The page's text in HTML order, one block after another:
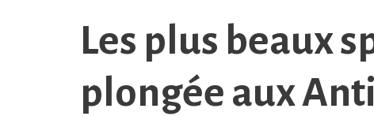
Les plus beaux
plongée aux